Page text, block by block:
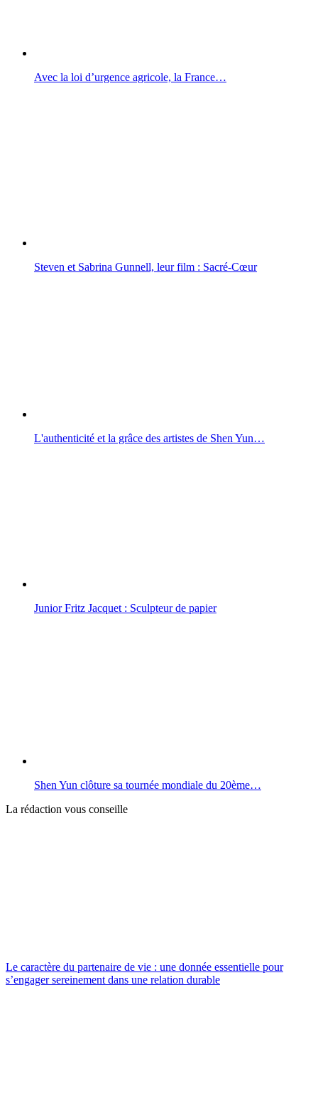
Avec la loi d’urgence agricole, la France…
Steven et Sabrina Gunnell, leur film : Sacré-Cœur
L'authenticité et la grâce des artistes de Shen Yun…
Junior Fritz Jacquet : Sculpteur de papier
Shen Yun clôture sa tournée mondiale du 20ème…
La rédaction vous conseille
Le caractère du partenaire de vie : une donnée essentielle pour
s’engager sereinement dans une relation durable